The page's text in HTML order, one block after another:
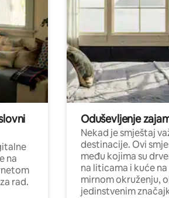
na
rad.
Oduševljenje
Nekad je smještaj
destinacije. Ovi
među kojima su
na liticama i kuće
mirnom okruženju,
jedinstvenim